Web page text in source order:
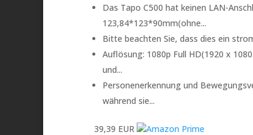
Das Tapo C500 hat keinen LAN-
123,84*123*90mm(ohne...
Bitte beachten Sie, dass dies ein
Auflösung: 1080p Full HD(1920 x
und...
Personenerkennung und
während sie...
39,39 EUR